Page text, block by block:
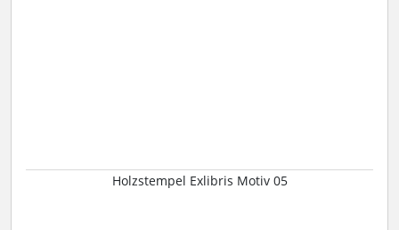
Holzstempel Exlibris Motiv 05